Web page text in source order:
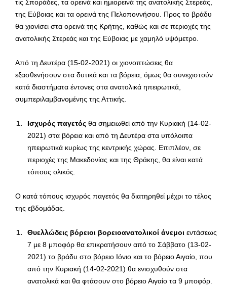
τις Σποράδες, τα ορεινά και ημιορεινά της ανατολικής Στερεάς,
της Εύβοιας και τα ορεινά της Πελοποννήσου. Προς το βράδυ
θα χιονίσει στα ορεινά της Κρήτης, καθώς και σε περιοχές της
ανατολικής Στερεάς και της Εύβοιας με χαμηλό υψόμετρο.
Από τη Δευτέρα (15-02-2021) οι χιονοπτώσεις θα
εξασθενήσουν στα δυτικά και τα βόρεια, όμως θα συνεχιστούν
κατά διαστήματα έντονες στα ανατολικά ηπειρωτικά,
συμπεριλαμβανομένης της Αττικής.
Ισχυρός παγετός θα σημειωθεί από την Κυριακή (14-02-
2021) στα βόρεια και από τη Δευτέρα στα υπόλοιπα
ηπειρωτικά κυρίως της κεντρικής χώρας. Επιπλέον, σε
περιοχές της Μακεδονίας και της Θράκης, θα είναι κατά
τόπους ολικός.
Ο κατά τόπους ισχυρός παγετός θα διατηρηθεί μέχρι το τέλος
της εβδομάδας.
Θυελλώδεις βόρειοι βορειοανατολικοί άνεμοι εντάσεως
7 με 8 μποφόρ θα επικρατήσουν από το Σάββατο (13-02-
2021) το βράδυ στο βόρειο Ιόνιο και το βόρειο Αιγαίο, που
από την Κυριακή (14-02-2021) θα ενισχυθούν στα
ανατολικά και θα φτάσουν στο βόρειο Αιγαίο τα 9 μποφόρ.